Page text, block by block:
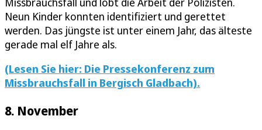
Neun Kinder konnten identifiziert und gerettet
werden. Das jüngste ist unter einem Jahr, das älteste
gerade mal elf Jahre als.
(Lesen Sie hier: Die Pressekonferenz zum
Missbrauchsfall in Bergisch Gladbach).
8. November